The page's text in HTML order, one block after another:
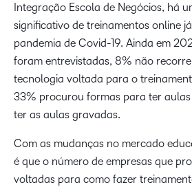
Integração Escola de Negócios, há
significativo de treinamentos online
pandemia de Covid-19. Ainda em
foram entrevistadas, 8% não
tecnologia voltada para o
33% procurou formas para ter
ter as aulas gravadas.
Com as mudanças no mercado
é que o número de empresas que
voltadas para como fazer